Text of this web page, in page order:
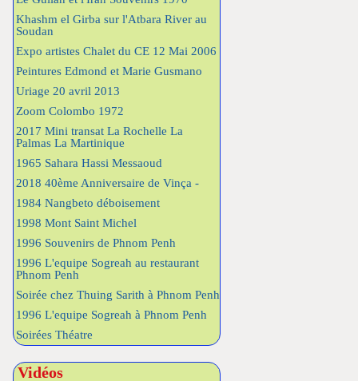
Khashm el Girba sur l'Atbara River au
Soudan
Expo artistes Chalet du CE 12 Mai 2006
Peintures Edmond et Marie Gusmano
Uriage 20 avril 2013
Zoom Colombo 1972
2017 Mini transat La Rochelle La
Palmas La Martinique
1965 Sahara Hassi Messaoud
2018 40ème Anniversaire de Vinça -
1984 Nangbeto déboisement
1998 Mont Saint Michel
1996 Souvenirs de Phnom Penh
1996 L'equipe Sogreah au restaurant
Phnom Penh
Soirée chez Thuing Sarith à Phnom Penh
1996 L'equipe Sogreah à Phnom Penh
Soirées Théatre
Vidéos